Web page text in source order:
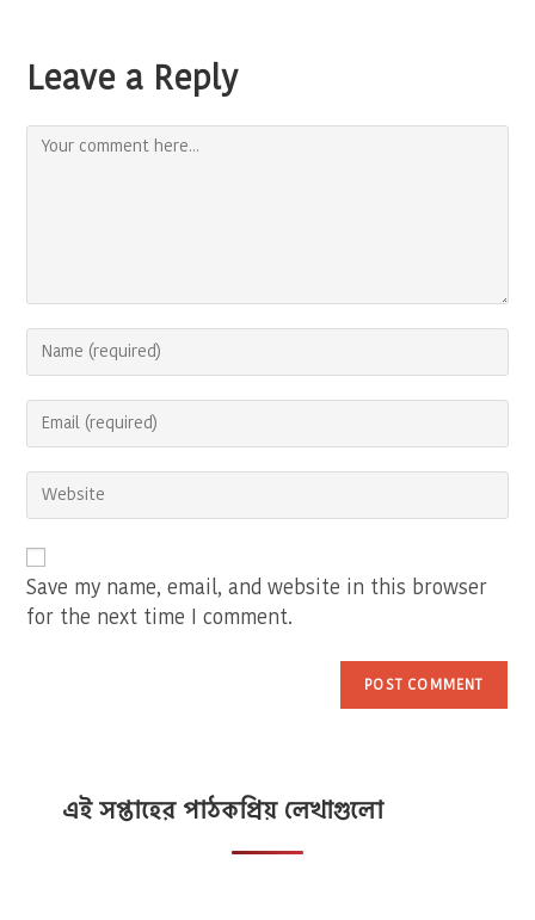
Leave a Reply
Comment
your
username
comment
your
address
your
URL
(optional)
Save my name, email, and website in this browser
for the next time I comment.
এই সপ্তাহের পাঠকপ্রিয় লেখাগুলো